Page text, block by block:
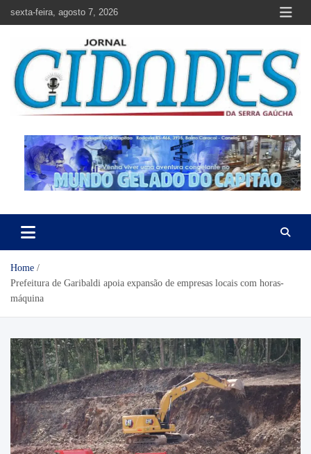
sexta-feira, agosto 7, 2026
Jornal Cidades da Serra Gaúcha
Home
Prefeitura de Garibaldi apoia expansão de empresas locais com horas-
máquina